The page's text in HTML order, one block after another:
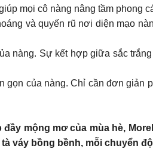
mọi cô nàng nâng tầm phong
và quyến rũ nơi diện mạo
nàng. Sự kết hợp giữa sắc
của nàng. Chỉ cần đơn giản
mộng mơ của mùa hè,
váy bồng bềnh, mỗi chuyển